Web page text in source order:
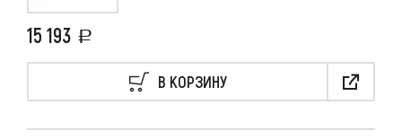
15 193
В КОРЗИНУ